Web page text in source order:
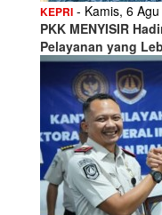
KEPRI - Kamis, 6
PKK MENYISIR
Pelayanan yang